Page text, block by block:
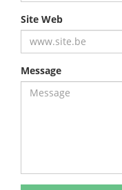
Site Web
Message